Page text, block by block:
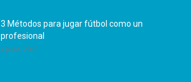
3 Métodos para jugar fútbol como un
profesional
4 julio, 2019